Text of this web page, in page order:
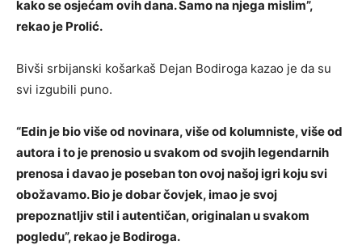
kako se osjećam ovih dana. Samo na njega mislim”,
rekao je Prolić.
Bivši srbijanski košarkaš Dejan Bodiroga kazao je da su
svi izgubili puno.
“Edin je bio više od novinara, više od kolumniste, više od
autora i to je prenosio u svakom od svojih legendarnih
prenosa i davao je poseban ton ovoj našoj igri koju svi
obožavamo. Bio je dobar čovjek, imao je svoj
prepoznatljiv stil i autentičan, originalan u svakom
pogledu”, rekao je Bodiroga.